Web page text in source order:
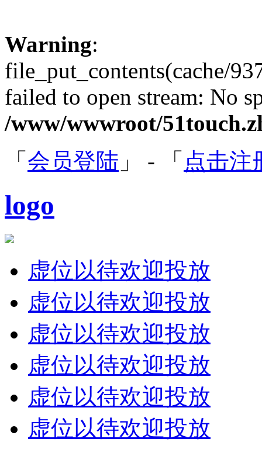
Warning:
file_put_contents(cache/
failed to open stream: No
/www/wwwroot/
「 会员登陆 」 - 「 点击注
logo
虚位以待欢迎投放
虚位以待欢迎投放
虚位以待欢迎投放
虚位以待欢迎投放
虚位以待欢迎投放
虚位以待欢迎投放